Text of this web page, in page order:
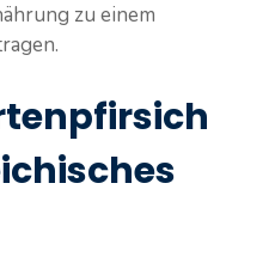
zu einem